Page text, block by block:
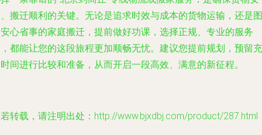
搬迁顺利的关键。无论是追求时效与成本的货物运输，还是图
心省事的家庭搬迁，提前做好功课，选择正规、专业的服务
都能让您的这段旅程更加顺畅无忧。建议您提前规划，预留充
间进行比较和准备，从而开启一段高效、满意的新征程。
转载，请注明出处：http://www.bjxdbj.com/product/287.html